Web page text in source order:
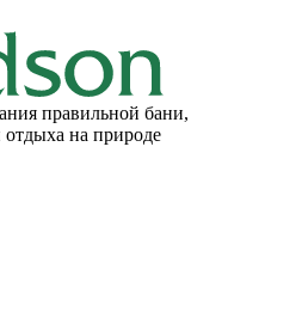
правильной бани,
отдыха на природе